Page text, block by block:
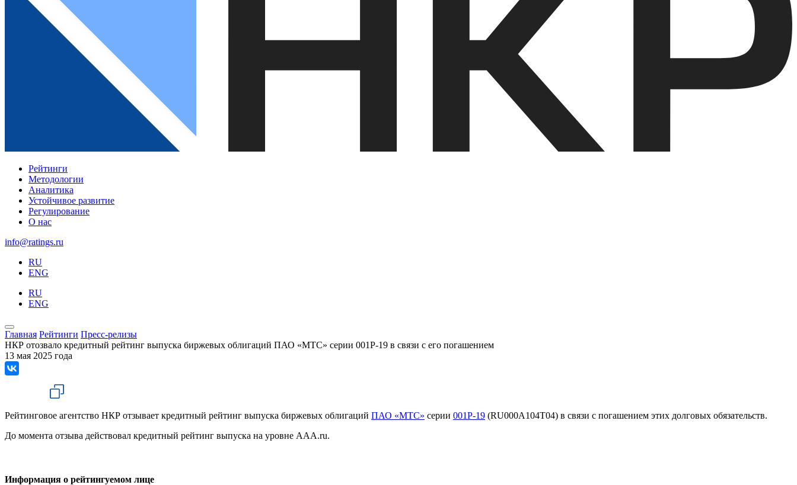
Рейтинги
Методологии
Аналитика
Устойчивое развитие
Регулирование
О нас
info@ratings.ru
RU
ENG
RU
ENG
Главная Рейтинги Пресс-релизы
НКР отозвало кредитный рейтинг выпуска биржевых облигаций ПАО «МТС» серии 001Р-19 в связи с его погашением
13 мая 2025 года
Рейтинговое агентство НКР отзывает кредитный рейтинг выпуска биржевых облигаций ПАО «МТС» серии 001Р-19 (RU000A104T04) в связи с погашением этих долговых обязательств.
До момента отзыва действовал кредитный рейтинг выпуска на уровне AAA.ru.
Информация о рейтингуемом лице